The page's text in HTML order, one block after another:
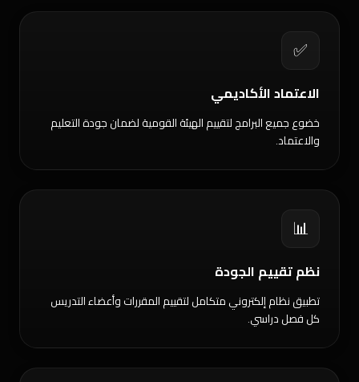
✅
الاعتماد الأكاديمي
خضوع جميع البرامج لتقييم الهيئة القومية لضمان جودة التعليم
والاعتماد.
📊
نظم تقييم الجودة
تطبيق نظام إلكتروني متكامل لتقييم المقررات وأعضاء التدريس
كل فصل دراسي.